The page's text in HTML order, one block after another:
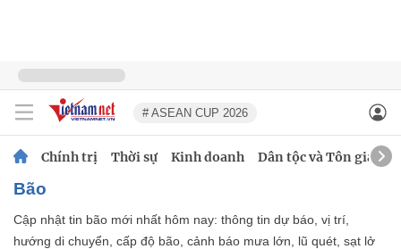
# ASEAN CUP 2026
Chính trị Thời sự Kinh doanh Dân tộc và Tôn giáo
Bão
Cập nhật tin bão mới nhất hôm nay: thông tin dự báo, vị trí,
hướng di chuyển, cấp độ bão, cảnh báo mưa lớn, lũ quét, sạt lở